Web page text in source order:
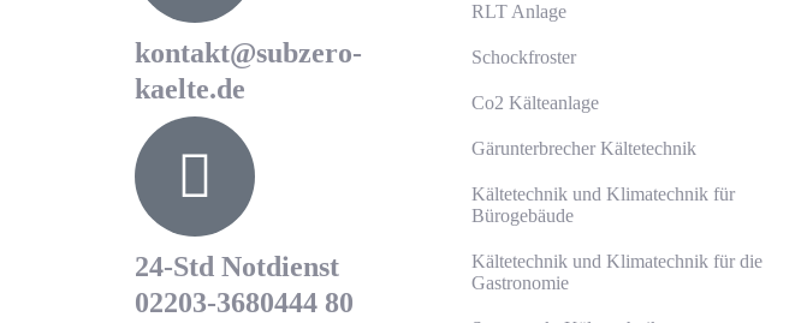
kontakt@subzero-
kaelte.de
24-Std Notdienst
02203-3680444 80
RLT Anlage
Schockfroster
Co2 Kälteanlage
Gärunterbrecher Kältetechnik
Kältetechnik und Klimatechnik für
Bürogebäude
Kältetechnik und Klimatechnik für die
Gastronomie